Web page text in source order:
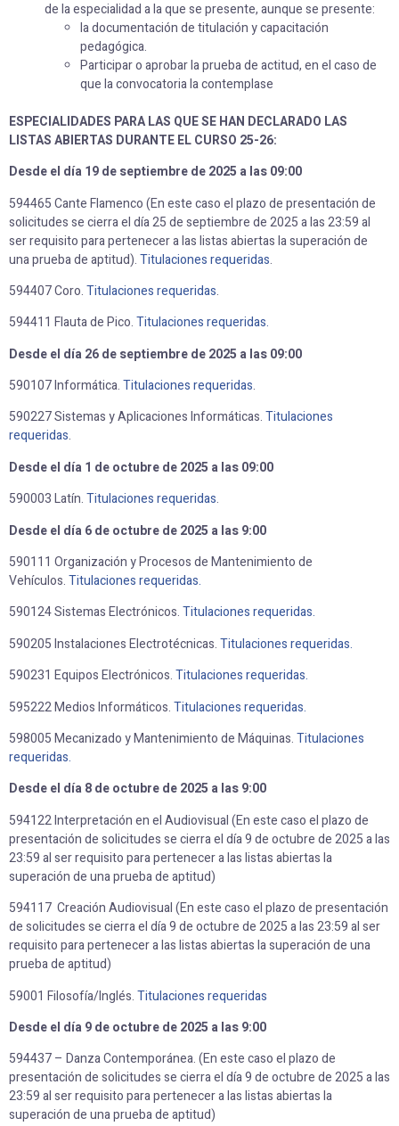
de la especialidad a la que se presente, aunque se presente:
la documentación de titulación y capacitación
pedagógica.
Participar o aprobar la prueba de actitud, en el caso de
que la convocatoria la contemplase
ESPECIALIDADES PARA LAS QUE SE HAN DECLARADO LAS
LISTAS ABIERTAS DURANTE EL CURSO 25-26:
Desde el día 19 de septiembre de 2025 a las 09:00
594465 Cante Flamenco (En este caso el plazo de presentación de
solicitudes se cierra el día 25 de septiembre de 2025 a las 23:59 al
ser requisito para pertenecer a las listas abiertas la superación de
una prueba de aptitud).Titulaciones requeridas.
594407 Coro.Titulaciones requeridas.
594411 Flauta de Pico.Titulaciones requeridas.
Desde el día 26 de septiembre de 2025 a las 09:00
590107 Informática.Titulaciones requeridas.
590227 Sistemas y Aplicaciones Informáticas.Titulaciones
requeridas.
Desde el día 1 de octubre de 2025 a las 09:00
590003 Latín.Titulaciones requeridas.
Desde el día 6 de octubre de 2025 a las 9:00
590111 Organización y Procesos de Mantenimiento de
Vehículos.Titulaciones requeridas.
590124 Sistemas Electrónicos.Titulaciones requeridas.
590205 Instalaciones Electrotécnicas.Titulaciones requeridas.
590231 Equipos Electrónicos.Titulaciones requeridas.
595222 Medios Informáticos.Titulaciones requeridas.
598005 Mecanizado y Mantenimiento de Máquinas.Titulaciones
requeridas.
Desde el día 8 de octubre de 2025 a las 9:00
594122 Interpretación en el Audiovisual (En este caso el plazo de
presentación de solicitudes se cierra el día 9 de octubre de 2025 a las
23:59 al ser requisito para pertenecer a las listas abiertas la
superación de una prueba de aptitud)
594117 Creación Audiovisual (En este caso el plazo de presentación
de solicitudes se cierra el día 9 de octubre de 2025 a las 23:59 al ser
requisito para pertenecer a las listas abiertas la superación de una
prueba de aptitud)
59001 Filosofía/Inglés.Titulaciones requeridas
Desde el día 9 de octubre de 2025 a las 9:00
594437 – Danza Contemporánea. (En este caso el plazo de
presentación de solicitudes se cierra el día 9 de octubre de 2025 a las
23:59 al ser requisito para pertenecer a las listas abiertas la
superación de una prueba de aptitud)